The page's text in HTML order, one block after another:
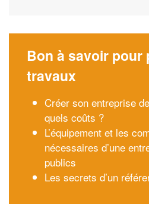
Bon à savoir pour
travaux
Créer son entreprise
quels coûts ?
L’équipement et les
nécessaires d’une
publics
Les secrets d’un